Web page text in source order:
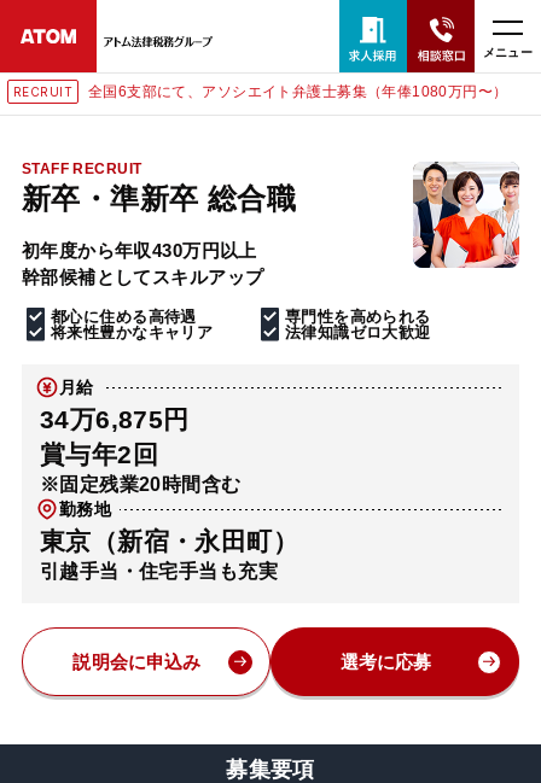
メニュー
護士募集（年俸1080万円〜） RECRUIT 東京にて、相談予約スタッフ
STAFF RECRUIT
新卒・準新卒 総合職
初年度から年収430万円以上
幹部候補としてスキルアップ
都心に住める高待遇
専門性を高められる
将来性豊かなキャリア
法律知識ゼロ大歓迎
月給
34万6,875円
賞与年2回
※固定残業20時間含む
勤務地
東京（新宿・永田町）
引越手当・住宅手当も充実
説明会に申込み 選考に応募
募集要項
24時間365日全国対応
無料相談窓口はこちら
電話・LINE・メールで相談予約受付中
ホーム
解決実績
アクセス
弁護士・税理士